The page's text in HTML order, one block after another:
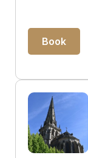
Book